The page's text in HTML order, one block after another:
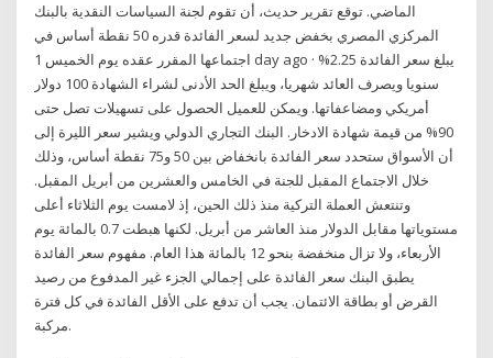
الماضي. توقع تقرير حديث، أن تقوم لجنة السياسات النقدية بالبنك
المركزي المصري بخفض جديد لسعر الفائدة قدره 50 نقطة أساس في
اجتماعها المقرر عقده يوم الخميس 1 day ago · يبلغ سعر الفائدة 2.25%
سنويا ويصرف العائد شهريا، ويبلغ الحد الأدنى لشراء الشهادة 100 دولار
أمريكي ومضاعفاتها. ويمكن للعميل الحصول على تسهيلات تصل حتى
90% من قيمة شهادة الادخار. البنك التجاري الدولي ويشير سعر الليرة إلى
أن الأسواق ستحدد سعر الفائدة بانخفاض بين 50 و75 نقطة أساس، وذلك
خلال الاجتماع المقبل للجنة في الخامس والعشرين من أبريل المقبل.
وتنتعش العملة التركية منذ ذلك الحين، إذ لامست يوم الثلاثاء أعلى
مستوياتها مقابل الدولار منذ العاشر من أبريل. لكنها هبطت 0.7 بالمائة يوم
الأربعاء، ولا تزال منخفضة بنحو 12 بالمائة هذا العام. مفهوم سعر الفائدة
يطبق البنك سعر الفائدة على إجمالي الجزء غير المدفوع من رصيد
القرض أو بطاقة الائتمان. يجب أن تدفع على الأقل الفائدة في كل فترة
مركبة.